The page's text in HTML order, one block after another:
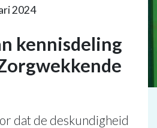
2024
kennisdeling
dat de deskundigheid